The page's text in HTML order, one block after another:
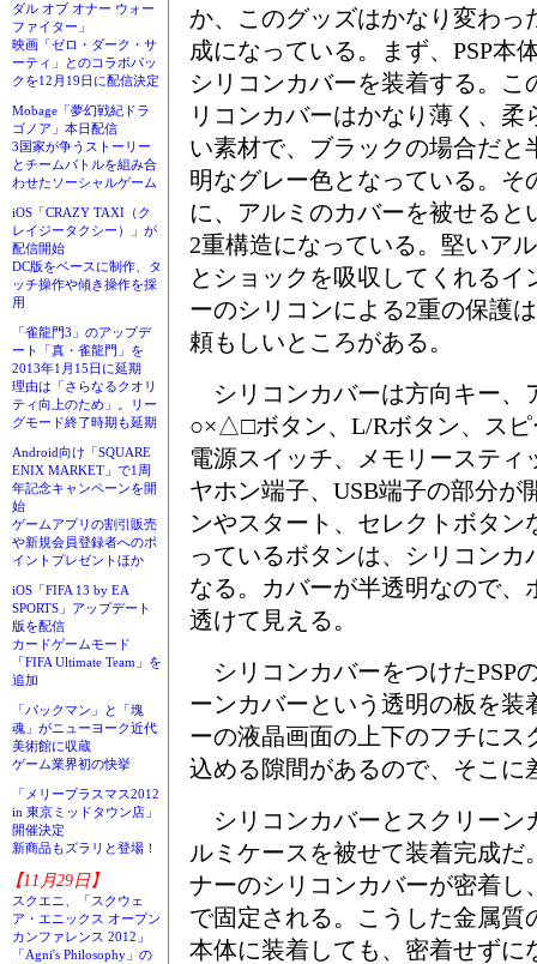
ダル オブ オナー ウォー
ファイター」
映画「ゼロ・ダーク・サ
ーティ」とのコラボパッ
クを12月19日に配信決定
Mobage「夢幻戦紀ドラ
ゴノア」本日配信
3国家が争うストーリー
とチームバトルを組み合
わせたソーシャルゲーム
iOS「CRAZY TAXI（ク
レイジータクシー）」が
配信開始
DC版をベースに制作、タ
ッチ操作や傾き操作を採
用
「雀龍門3」のアップデ
ート「真・雀龍門」を
2013年1月15日に延期
理由は「さらなるクオリ
ティ向上のため」。リー
グモード終了時期も延期
Android向け「SQUARE
ENIX MARKET」で1周
年記念キャンペーンを開
始
ゲームアプリの割引販売
や新規会員登録者へのポ
イントプレゼントほか
iOS「FIFA 13 by EA
SPORTS」アップデート
版を配信
カードゲームモード
「FIFA Ultimate Team」を
追加
「パックマン」と「塊
魂」がニューヨーク近代
美術館に収蔵
ゲーム業界初の快挙
「メリープラスマス2012
in 東京ミッドタウン店」
開催決定
新商品もズラリと登場！
【11月29日】
スクエニ、「スクウェ
ア・エニックス オープン
カンファレンス 2012」
「Agni's Philosophy」の
か、このグッズはかなり変わっ
成になっている。まず、PSP本
シリコンカバーを装着する。こ
リコンカバーはかなり薄く、柔
い素材で、ブラックの場合だと
明なグレー色となっている。そ
に、アルミのカバーを被せると
2重構造になっている。堅いア
とショックを吸収してくれるイ
ーのシリコンによる2重の保護
頼もしいところがある。
シリコンカバーは方向キー、
○×△□ボタン、L/Rボタン、ス
電源スイッチ、メモリースティ
ヤホン端子、USB端子の部分が
ンやスタート、セレクトボタン
っているボタンは、シリコンカ
なる。カバーが半透明なので、
透けて見える。
シリコンカバーをつけたPSP
ーンカバーという透明の板を装
ーの液晶画面の上下のフチにス
込める隙間があるので、そこに
シリコンカバーとスクリーン
ルミケースを被せて装着完成だ
ナーのシリコンカバーが密着し
で固定される。こうした金属質
本体に装着しても、密着せずに